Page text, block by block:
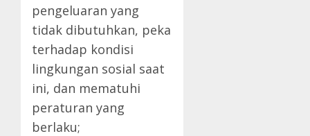
pengeluaran yang
tidak dibutuhkan, peka
terhadap kondisi
lingkungan sosial saat
ini, dan mematuhi
peraturan yang
berlaku;